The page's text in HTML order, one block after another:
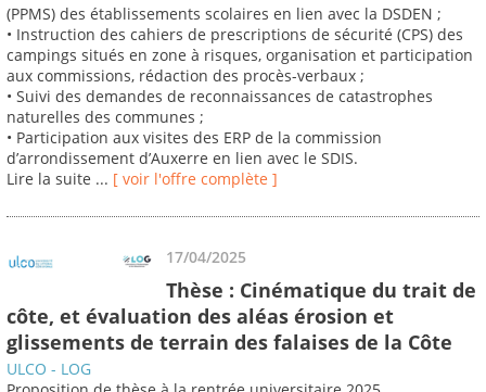
(PPMS) des établissements scolaires en lien avec la DSDEN ;
• Instruction des cahiers de prescriptions de sécurité (CPS) des
campings situés en zone à risques, organisation et participation
aux commissions, rédaction des procès-verbaux ;
• Suivi des demandes de reconnaissances de catastrophes
naturelles des communes ;
• Participation aux visites des ERP de la commission
d’arrondissement d’Auxerre en lien avec le SDIS.
Lire la suite ... [ voir l'offre complète ]
17/04/2025
Thèse : Cinématique du trait de
côte, et évaluation des aléas érosion et
glissements de terrain des falaises de la Côte
ULCO - LOG